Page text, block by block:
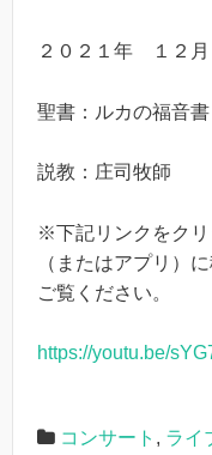
２０２１年 １２
聖書：ルカの福音
説教：庄司牧師
※下記リンクをクリ
（またはアプリ）
ご覧ください。
https://youtu.be/
コンサート , ライ